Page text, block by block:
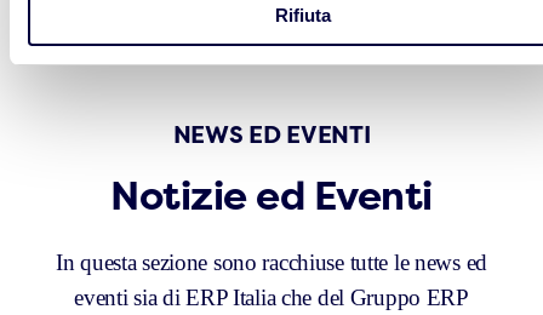
Rifiuta
NEWS ED EVENTI
Notizie ed Eventi
In questa sezione sono racchiuse tutte le news ed
eventi sia di ERP Italia che del Gruppo ERP